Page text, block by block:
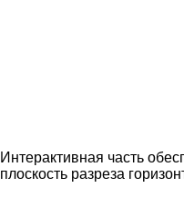
Интерактивная часть
плоскость разреза